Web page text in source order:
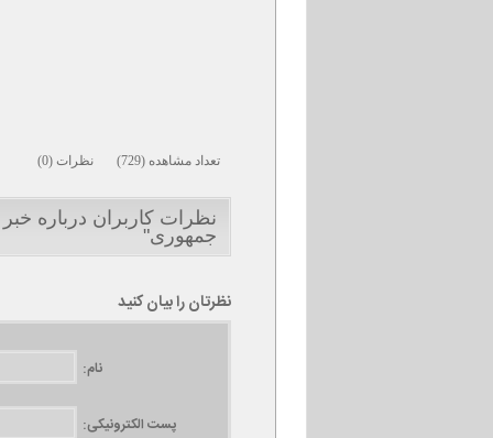
تعداد مشاهده (729) نظرات (0)
نظرات کاربران درباره
جمهوری"
نظرتان را بیان کنید
نام:
پست الکترونیکی: